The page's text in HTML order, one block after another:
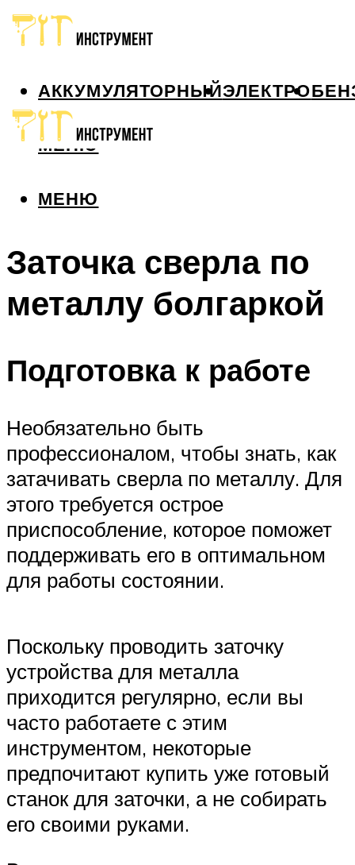
АККУМУЛЯТОРНЫЙЭЛЕКТРО
МЕНЮ
МЕНЮ
Заточка сверла по
металлу болгаркой
Подготовка к работе
Необязательно быть
профессионалом, чтобы знать, как
затачивать сверла по металлу. Для
этого требуется острое
приспособление, которое поможет
поддерживать его в оптимальном
для работы состоянии.
Поскольку проводить заточку
устройства для металла
приходится регулярно, если вы
часто работаете с этим
инструментом, некоторые
предпочитают купить уже готовый
станок для заточки, а не собирать
его своими руками.